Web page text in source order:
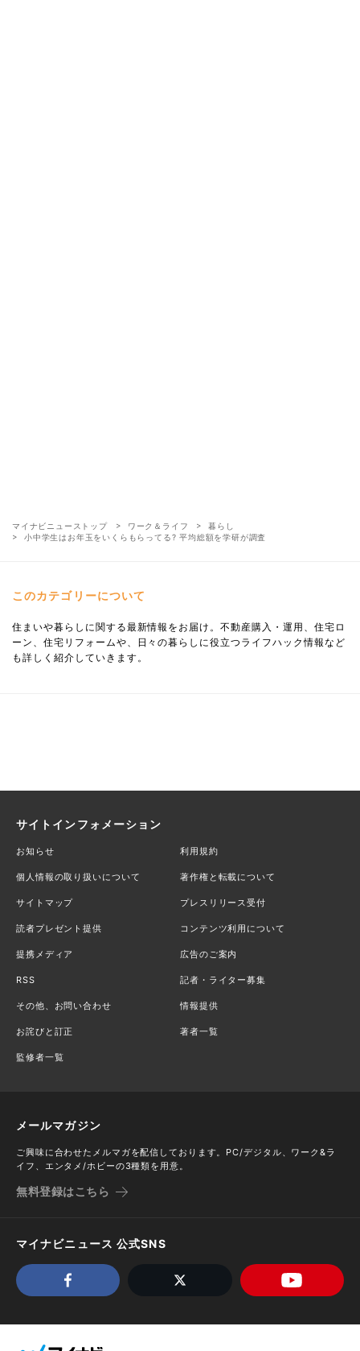
マイナビニューストップ ワーク＆ライフ
暮らし
小中学生はお年玉をいくらもらってる? 平均総額を学研が調査
このカテゴリーについて
住まいや暮らしに関する最新情報をお届け。不動産購入・運用、住宅ロ
ーン、住宅リフォームや、日々の暮らしに役立つライフハック情報など
も詳しく紹介していきます。
サイトインフォメーション
お知らせ 利用規約
個人情報の取り扱いについて 著作権と転載について
サイトマップ プレスリリース受付
読者プレゼント提供 コンテンツ利用について
提携メディア 広告のご案内
RSS 記者・ライター募集
その他、お問い合わせ 情報提供
お詫びと訂正 著者一覧
監修者一覧
メールマガジン
ご興味に合わせたメルマガを配信しております。PC/デジタル、ワーク&ラ
イフ、エンタメ/ホビーの3種類を用意。
無料登録はこちら
マイナビニュース 公式SNS